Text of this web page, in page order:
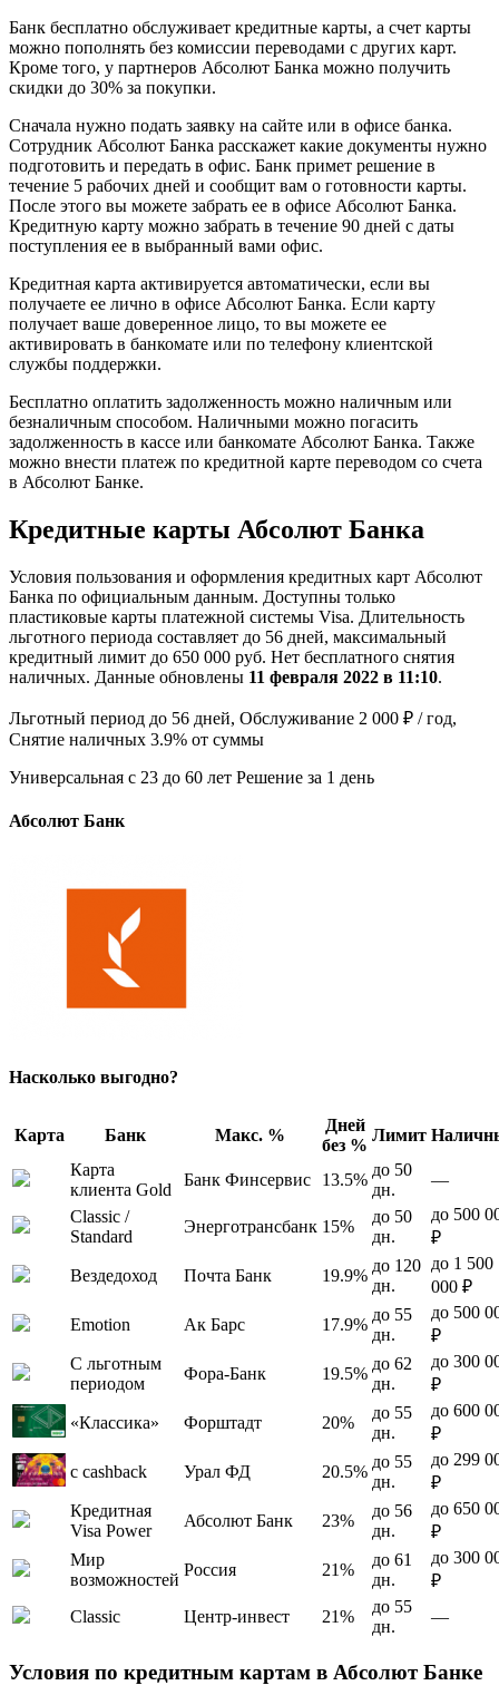
Банк бесплатно обслуживает кредитные карты, а счет карты
можно пополнять без комиссии переводами с других карт.
Кроме того, у партнеров Абсолют Банка можно получить
скидки до 30% за покупки.
Сначала нужно подать заявку на сайте или в офисе банка.
Сотрудник Абсолют Банка расскажет какие документы нужно
подготовить и передать в офис. Банк примет решение в
течение 5 рабочих дней и сообщит вам о готовности карты.
После этого вы можете забрать ее в офисе Абсолют Банка.
Кредитную карту можно забрать в течение 90 дней с даты
поступления ее в выбранный вами офис.
Кредитная карта активируется автоматически, если вы
получаете ее лично в офисе Абсолют Банка. Если карту
получает ваше доверенное лицо, то вы можете ее
активировать в банкомате или по телефону клиентской
службы поддержки.
Бесплатно оплатить задолженность можно наличным или
безналичным способом. Наличными можно погасить
задолженность в кассе или банкомате Абсолют Банка. Также
можно внести платеж по кредитной карте переводом со счета
в Абсолют Банке.
Кредитные карты Абсолют Банка
Условия пользования и оформления кредитных карт Абсолют
Банка по официальным данным. Доступны только
пластиковые карты платежной системы Visa. Длительность
льготного периода составляет до 56 дней, максимальный
кредитный лимит до 650 000 руб. Нет бесплатного снятия
наличных. Данные обновлены 11 февраля 2022 в 11:10.
Льготный период до 56 дней, Обслуживание 2 000 ₽ / год,
Снятие наличных 3.9% от суммы
Универсальная с 23 до 60 лет Решение за 1 день
Абсолют Банк
Насколько выгодно?
Карта Банк Макс. %
Дней
без %
Лимит
Карта
клиента Gold
Банк Финсервис 13.5%
до 50
дн.
—
Classic /
Standard
Энерготрансбанк 15%
до 50
дн.
до 500
₽
Вездедоход
Почта Банк 19.9%
до 120
дн.
до 1 500
000 ₽
Emotion
Ак Барс 17.9%
до 55
дн.
до 500
₽
С льготным
периодом
Фора-Банк 19.5%
до 62
дн.
до 300
₽
«Классика»
Форштадт 20%
до 55
дн.
до 600
₽
с cashback
Урал ФД 20.5%
до 55
дн.
до 299
₽
Кредитная
Visa Power
Абсолют Банк 23%
до 56
дн.
до 650
₽
Мир
возможностей
Россия 21%
до 61
дн.
до 300
₽
Classic
Центр-инвест 21%
до 55
дн.
—
Условия по кредитным картам в Абсолют Банке